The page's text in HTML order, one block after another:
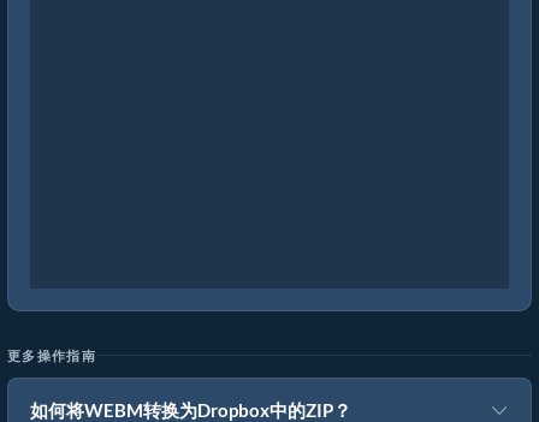
更多操作指南
如何将WEBM转换为Dropbox中的ZIP？